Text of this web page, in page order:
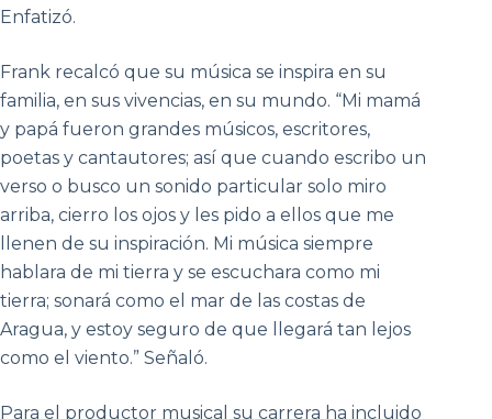
Enfatizó.
Frank recalcó que su música se inspira en su
familia, en sus vivencias, en su mundo. “Mi mamá
y papá fueron grandes músicos, escritores,
poetas y cantautores; así que cuando escribo un
verso o busco un sonido particular solo miro
arriba, cierro los ojos y les pido a ellos que me
llenen de su inspiración. Mi música siempre
hablara de mi tierra y se escuchara como mi
tierra; sonará como el mar de las costas de
Aragua, y estoy seguro de que llegará tan lejos
como el viento.” Señaló.
Para el productor musical su carrera ha incluido